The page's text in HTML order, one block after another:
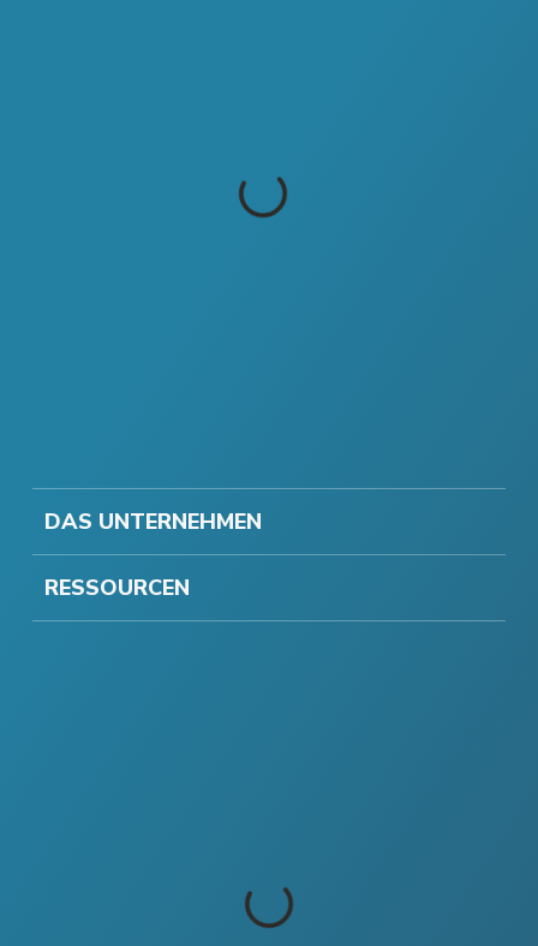
DAS UNTERNEHMEN
RESSOURCEN